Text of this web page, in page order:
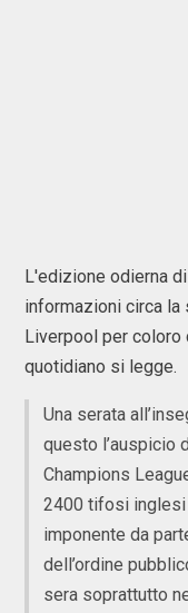
L'edizione odierna
informazioni circa la
Liverpool per coloro
quotidiano si legge.
Una serata
questo l’auspicio
Champions
2400 tifosi inglesi
imponente da
dell’ordine
sera soprattutto